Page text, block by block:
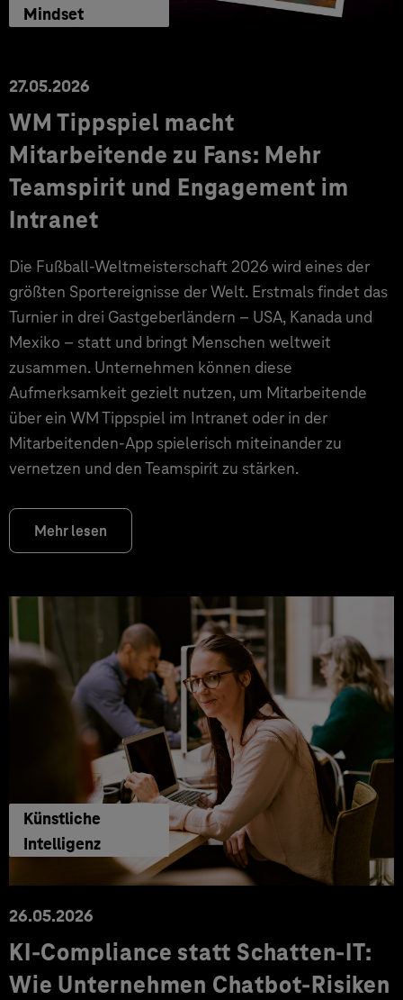
Mindset
27.05.2026
WM Tippspiel macht
Mitarbeitende zu Fans: Mehr
Teamspirit und Engagement im
Intranet
Die Fußball-Weltmeisterschaft 2026 wird eines der
größten Sportereignisse der Welt. Erstmals findet das
Turnier in drei Gastgeberländern – USA, Kanada und
Mexiko – statt und bringt Menschen weltweit
zusammen. Unternehmen können diese
Aufmerksamkeit gezielt nutzen, um Mitarbeitende
über ein WM Tippspiel im Intranet oder in der
Mitarbeitenden-App spielerisch miteinander zu
vernetzen und den Teamspirit zu stärken.
Mehr lesen
Künstliche
Intelligenz
26.05.2026
KI-Compliance statt Schatten-IT:
Wie Unternehmen Chatbot-Risiken